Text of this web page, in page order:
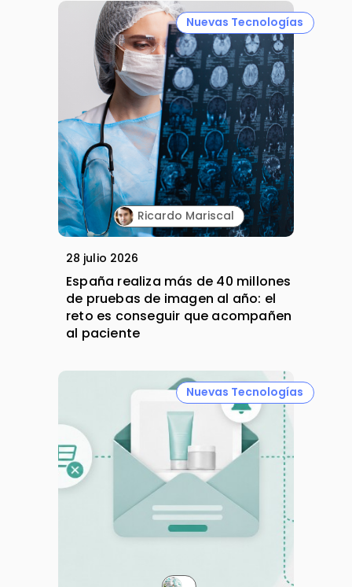
Nuevas Tecnologías
Ricardo Mariscal
28 julio 2026
España realiza más de 40 millones
de pruebas de imagen al año: el
reto es conseguir que acompañen
al paciente
Nuevas Tecnologías